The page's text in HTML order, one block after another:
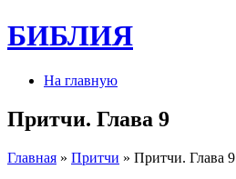
БИБЛИЯ
На главную
Притчи. Глава 9
Главная » Притчи » Притчи. Глава 9